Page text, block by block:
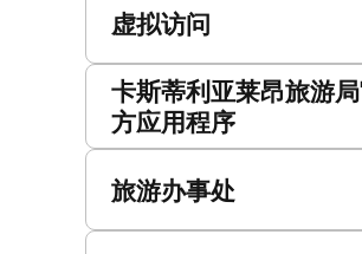
虚拟访问
卡斯蒂利亚莱昂旅游
方应用程序
旅游办事处